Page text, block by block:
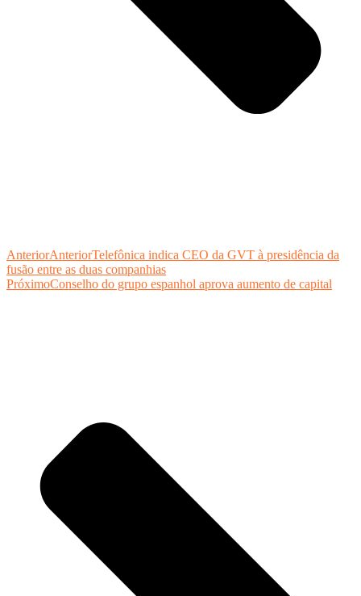
AnteriorAnteriorTelefônica indica CEO da GVT à presidência da
fusão entre as duas companhias
PróximoConselho do grupo espanhol aprova aumento de capital